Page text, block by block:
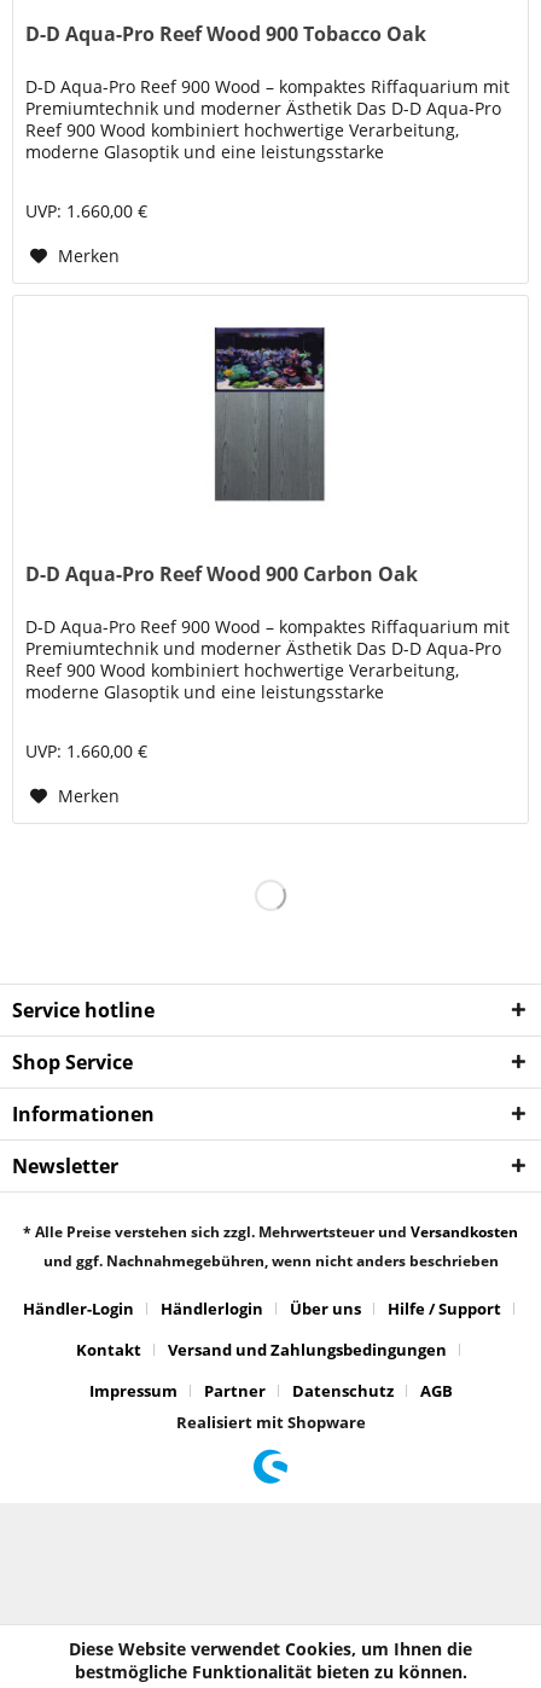
D-D Aqua-Pro Reef Wood 900 Tobacco Oak
D-D Aqua-Pro Reef 900 Wood – kompaktes Riffaquarium mit
Premiumtechnik und moderner Ästhetik Das D-D Aqua-Pro
Reef 900 Wood kombiniert hochwertige Verarbeitung,
moderne Glasoptik und eine leistungsstarke
UVP: 1.660,00 €
Merken
D-D Aqua-Pro Reef Wood 900 Carbon Oak
D-D Aqua-Pro Reef 900 Wood – kompaktes Riffaquarium mit
Premiumtechnik und moderner Ästhetik Das D-D Aqua-Pro
Reef 900 Wood kombiniert hochwertige Verarbeitung,
moderne Glasoptik und eine leistungsstarke
UVP: 1.660,00 €
Merken
Service hotline
Shop Service
Informationen
Newsletter
* Alle Preise verstehen sich zzgl. Mehrwertsteuer und Versandkosten
und ggf. Nachnahmegebühren, wenn nicht anders beschrieben
Händler-Login Händlerlogin Über uns
Hilfe / Support
Kontakt
Versand und Zahlungsbedingungen
Impressum
Partner Datenschutz
AGB
Realisiert mit Shopware
Diese Website verwendet Cookies, um Ihnen die
bestmögliche Funktionalität bieten zu können.